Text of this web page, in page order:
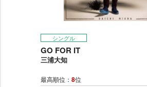
シングル
GO FOR IT
三浦大知
最高順位： 8位